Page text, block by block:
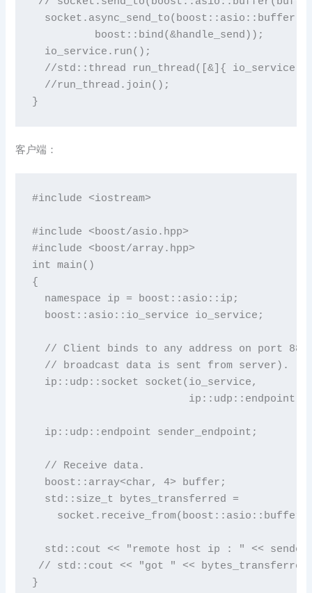
  io_service.run();
//std::thread run_thread([&]{
  //run_thread.join();
}
客户端：
#include <iostream>
#include <boost/asio.hpp>
#include <boost/array.hpp>
int main()
{
  namespace ip = boost::asio::ip;
  boost::asio::io_service io_service;
// Client binds to any address on port
  // broadcast data is sent from server).
  ip::udp::socket socket(io_service,
  ip::udp::endpoint sender_endpoint;
  // Receive data.
  boost::array<char, 4> buffer;
  std::size_t bytes_transferred =
std::cout << "remote host ip : " <<
// std::cout << "got " <<
}